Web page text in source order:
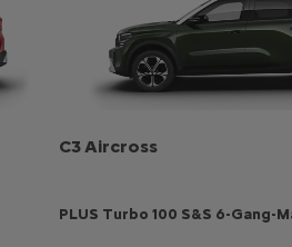
C3 Aircross
PLUS Turbo 100 S&S 6-Gang-